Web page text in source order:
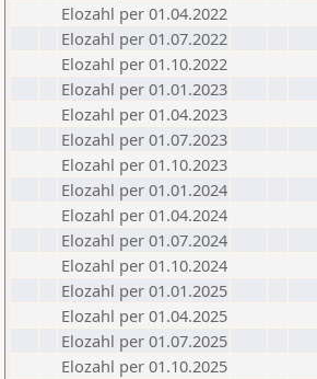
Elozahl per 01.04.2022
Elozahl per 01.07.2022
Elozahl per 01.10.2022
Elozahl per 01.01.2023
Elozahl per 01.04.2023
Elozahl per 01.07.2023
Elozahl per 01.10.2023
Elozahl per 01.01.2024
Elozahl per 01.04.2024
Elozahl per 01.07.2024
Elozahl per 01.10.2024
Elozahl per 01.01.2025
Elozahl per 01.04.2025
Elozahl per 01.07.2025
Elozahl per 01.10.2025